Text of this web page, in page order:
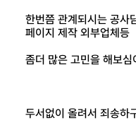
한번쯤 관계되시는 공사
페이지 제작 외부업체등
좀더 많은 고민을 해보심
두서없이 올려서 죄송하